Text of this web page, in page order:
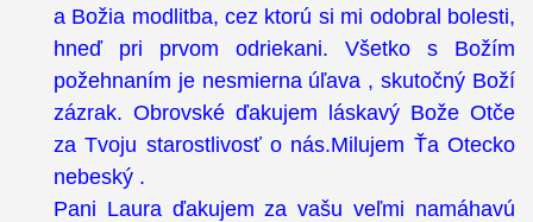
a Božia modlitba, cez ktorú si mi odobral bolesti,
hneď pri prvom odriekani. Všetko s Božím
požehnaním je nesmierna úľava , skutočný Boží
zázrak. Obrovské ďakujem láskavý Bože Otče
za Tvoju starostlivosť o nás.Milujem Ťa Otecko
nebeský .
Pani Laura ďakujem za vašu veľmi namáhavú